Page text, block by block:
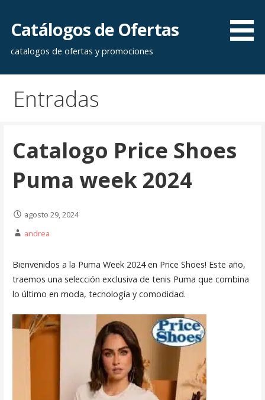
contenido
Catálogos de Ofertas
catalogos de ofertas y promociones
Entradas
Catalogo Price Shoes
Puma week 2024
agosto 29, 2024
andrea
Bienvenidos a la Puma Week 2024 en Price Shoes! Este año,
traemos una selección exclusiva de tenis Puma que combina
lo último en moda, tecnología y comodidad.